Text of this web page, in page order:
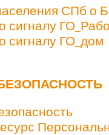
СПб о
сигналу
сигналу ГО_дом